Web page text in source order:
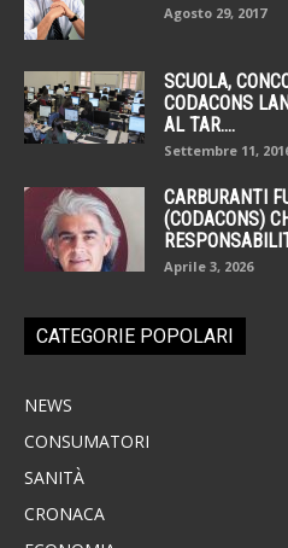
Agosto 29, 2017
SCUOLA,
CODACONS
AL TAR....
Settembre 11,
CARBURANTI
(CODACONS)
Aprile 3, 2026
CATEGORIE POPOLARI
NEWS
CONSUMATORI
SANITÀ
CRONACA